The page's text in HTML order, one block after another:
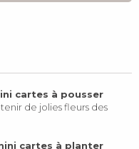
cartes à pousser
de jolies fleurs des
cartes à planter